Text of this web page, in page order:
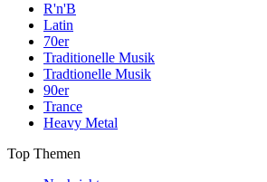
R'n'B
Latin
70er
Traditionelle Musik
Tradtionelle Musik
90er
Trance
Heavy Metal
Top Themen